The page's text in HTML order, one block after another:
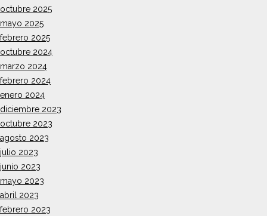
octubre 2025
mayo 2025
febrero 2025
octubre 2024
marzo 2024
febrero 2024
enero 2024
diciembre 2023
octubre 2023
agosto 2023
julio 2023
junio 2023
mayo 2023
abril 2023
febrero 2023